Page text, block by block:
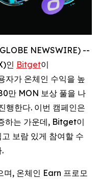
NEWSWIRE) --
인 Bitget이
가 온체인 수익을 높
만 MON 보상 풀을 나
행한다. 이번 캠페인은
하는 가운데, Bitget이
보람 있게 참여할 수
, 온체인 Earn 프로모